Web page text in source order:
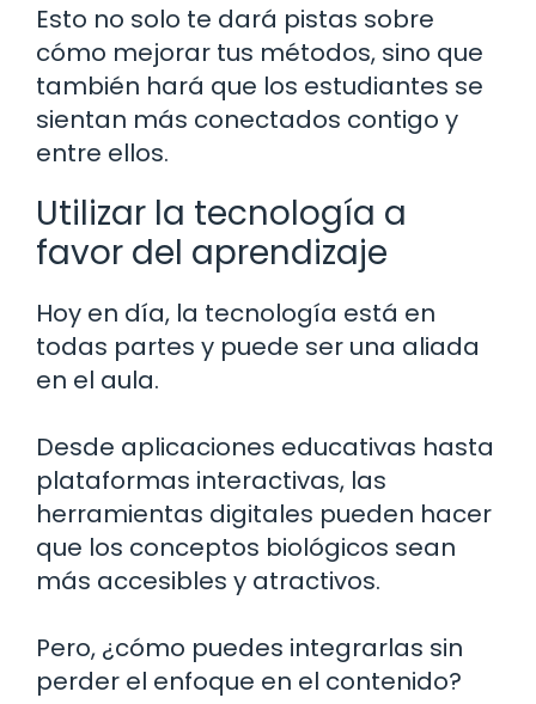
Esto no solo te dará pistas sobre
cómo mejorar tus métodos, sino que
también hará que los estudiantes se
sientan más conectados contigo y
entre ellos.
Utilizar la tecnología a
favor del aprendizaje
Hoy en día, la tecnología está en
todas partes y puede ser una aliada
en el aula.
Desde aplicaciones educativas hasta
plataformas interactivas, las
herramientas digitales pueden hacer
que los conceptos biológicos sean
más accesibles y atractivos.
Pero, ¿cómo puedes integrarlas sin
perder el enfoque en el contenido?